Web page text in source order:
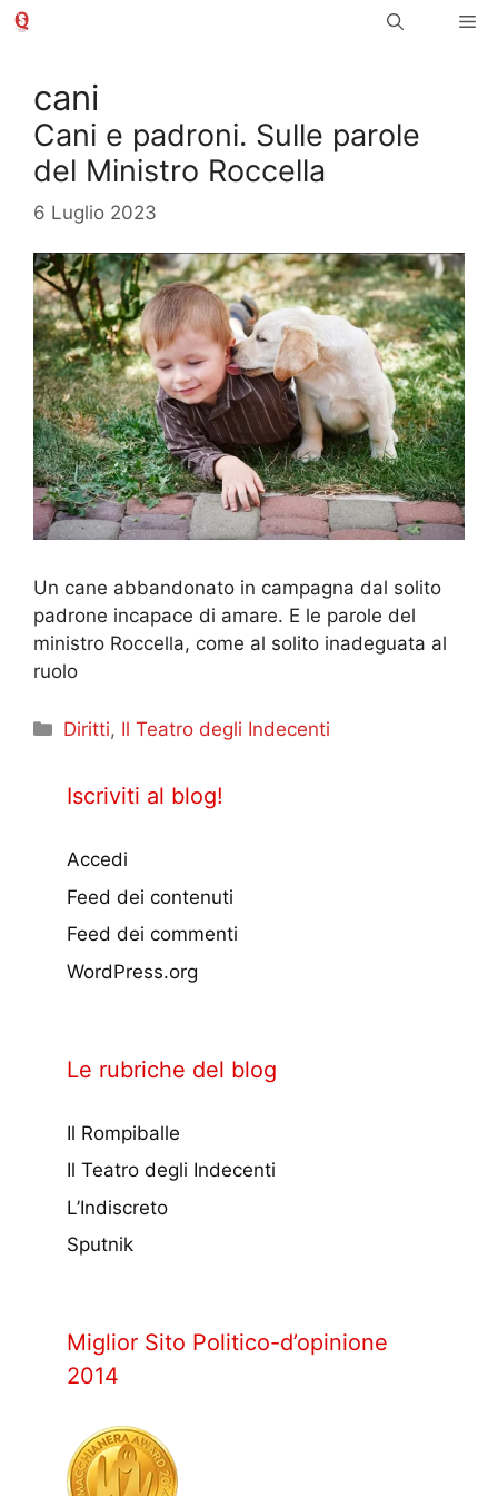
Vai
cani
Cani e padroni. Sulle parole
del Ministro Roccella
6 Luglio 2023
Un cane abbandonato in campagna dal solito
padrone incapace di amare. E le parole del
ministro Roccella, come al solito inadeguata al
ruolo
Categorie
Diritti, Il Teatro degli Indecenti
Iscriviti al blog!
Accedi
Feed dei contenuti
Feed dei commenti
WordPress.org
Le rubriche del blog
Il Rompiballe
Il Teatro degli Indecenti
L’Indiscreto
Sputnik
Miglior Sito Politico-d’opinione
2014